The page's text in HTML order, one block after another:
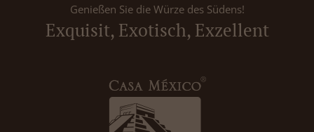
Genießen Sie die Würze des Südens!
Exquisit, Exotisch, Exzellent